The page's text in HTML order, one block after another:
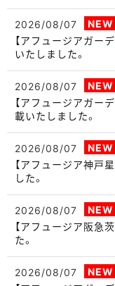
2026/08/07 NEW
【アフュージアガー
いたしました。
2026/08/07 NEW
【アフュージアガー
載いたしました。
2026/08/07 NEW
【アフュージア神戸
した。
2026/08/07 NEW
【アフュージア阪急
た。
2026/08/07 NEW